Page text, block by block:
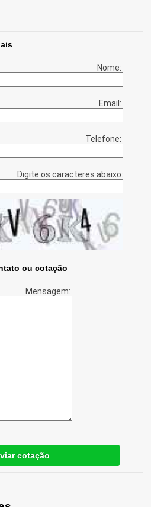
Nome:
Email:
Telefone:
Digite os caracteres abaixo:
ou cotação
Mensagem:
cotação